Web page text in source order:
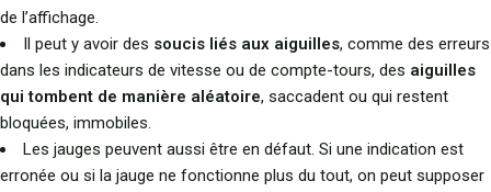
de l’affichage.
Il peut y avoir des soucis liés aux aiguilles, comme des erreurs
dans les indicateurs de vitesse ou de compte-tours, des aiguilles
qui tombent de manière aléatoire, saccadent ou qui restent
bloquées, immobiles.
Les jauges peuvent aussi être en défaut. Si une indication est
erronée ou si la jauge ne fonctionne plus du tout, on peut supposer